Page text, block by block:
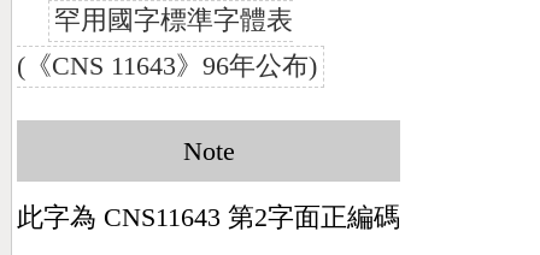
罕用國字標準字體表
(《CNS 11643》96年公布)
Note
此字為 CNS11643 第2字面正編碼